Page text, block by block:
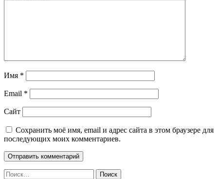
Имя *
Email *
Сайт
Сохранить моё имя, email и адрес сайта в этом браузере для
последующих моих комментариев.
Найти: